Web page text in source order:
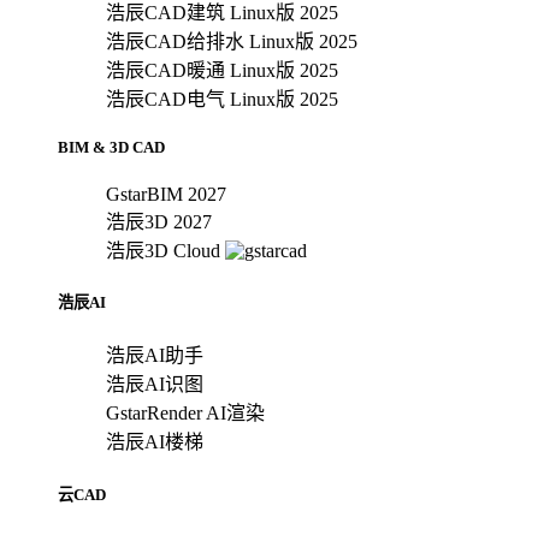
浩辰CAD建筑 Linux版 2025
浩辰CAD给排水 Linux版 2025
浩辰CAD暖通 Linux版 2025
浩辰CAD电气 Linux版 2025
BIM & 3D CAD
GstarBIM 2027
浩辰3D 2027
浩辰3D Cloud
浩辰AI
浩辰AI助手
浩辰AI识图
GstarRender AI渲染
浩辰AI楼梯
云CAD